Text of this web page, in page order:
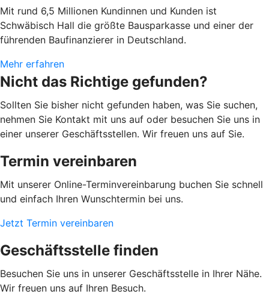
Mit rund 6,5 Millionen Kundinnen und Kunden ist
Schwäbisch Hall die größte Bausparkasse und einer der
führenden Baufinanzierer in Deutschland.
Mehr erfahren
Nicht das Richtige gefunden?
Sollten Sie bisher nicht gefunden haben, was Sie suchen,
nehmen Sie Kontakt mit uns auf oder besuchen Sie uns in
einer unserer Geschäftsstellen. Wir freuen uns auf Sie.
Termin vereinbaren
Mit unserer Online-Terminvereinbarung buchen Sie schnell
und einfach Ihren Wunschtermin bei uns.
Jetzt Termin vereinbaren
Geschäftsstelle finden
Besuchen Sie uns in unserer Geschäftsstelle in Ihrer Nähe.
Wir freuen uns auf Ihren Besuch.